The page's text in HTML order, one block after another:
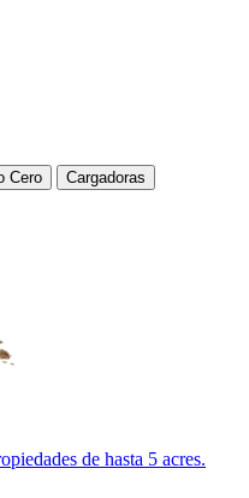
Cero Cargadoras
de hasta 5 acres.